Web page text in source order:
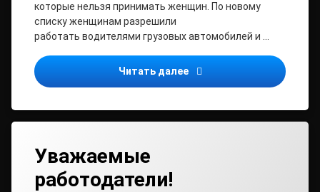
которые нельзя принимать женщин. По новому
списку женщинам разрешили
работать водителями грузовых автомобилей и …
Читать далее Чего ждать по охране
Уважаемые
работодатели!